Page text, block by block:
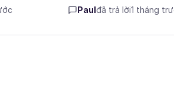
Paulđã trả lời1 tháng